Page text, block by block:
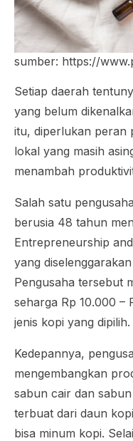
sumber: https://
Setiap daerah
yang belum
itu, diperlukan peran
lokal yang masih
menambah
Salah satu
berusia 48 tahun
Entrepreneurship
yang
Pengusaha tersebut
seharga Rp 10.000 –
jenis kopi yang dipilih.
Kedepannya,
mengembangkan
sabun cair dan
terbuat dari daun
bisa minum kopi.